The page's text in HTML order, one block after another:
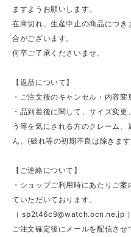
ますようお願いします。
在庫切れ、生産中止の商品につ
合がございます。
何卒ご了承くださいませ。
【返品について】
・ご注文後のキャンセル・内容変
・品到着後に関して、サイズ変
う等を気にされる方のクレーム
ん。(破れ等の初期不良は除きます
【ご連絡について】
・ショップご利用時にあたりご
ていただいております。
（sp2t46c9@watch.ocn.ne.jp ）
ご注文確定後にメールを配信さ